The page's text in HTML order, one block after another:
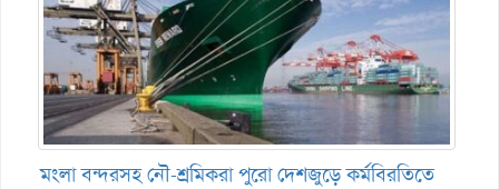
মংলা বন্দরসহ নৌ-শ্রমিকরা পুরো দেশজুড়ে কর্মবিরতিতে